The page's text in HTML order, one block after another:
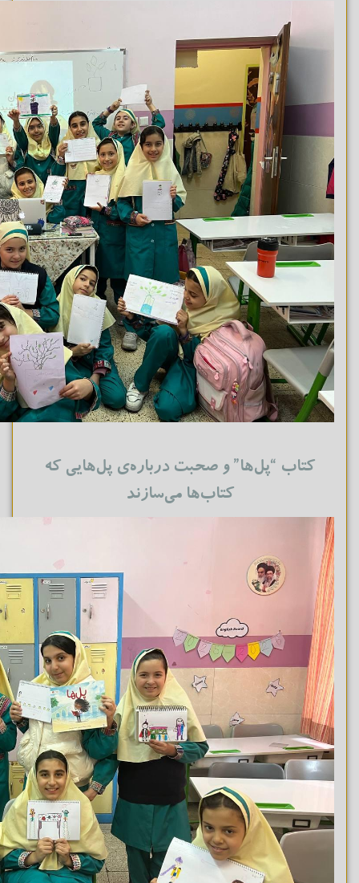
کتاب “پل‌ها” و صحبت درباره‌ی پل‌هایی که
کتاب‌ها می‌سازند